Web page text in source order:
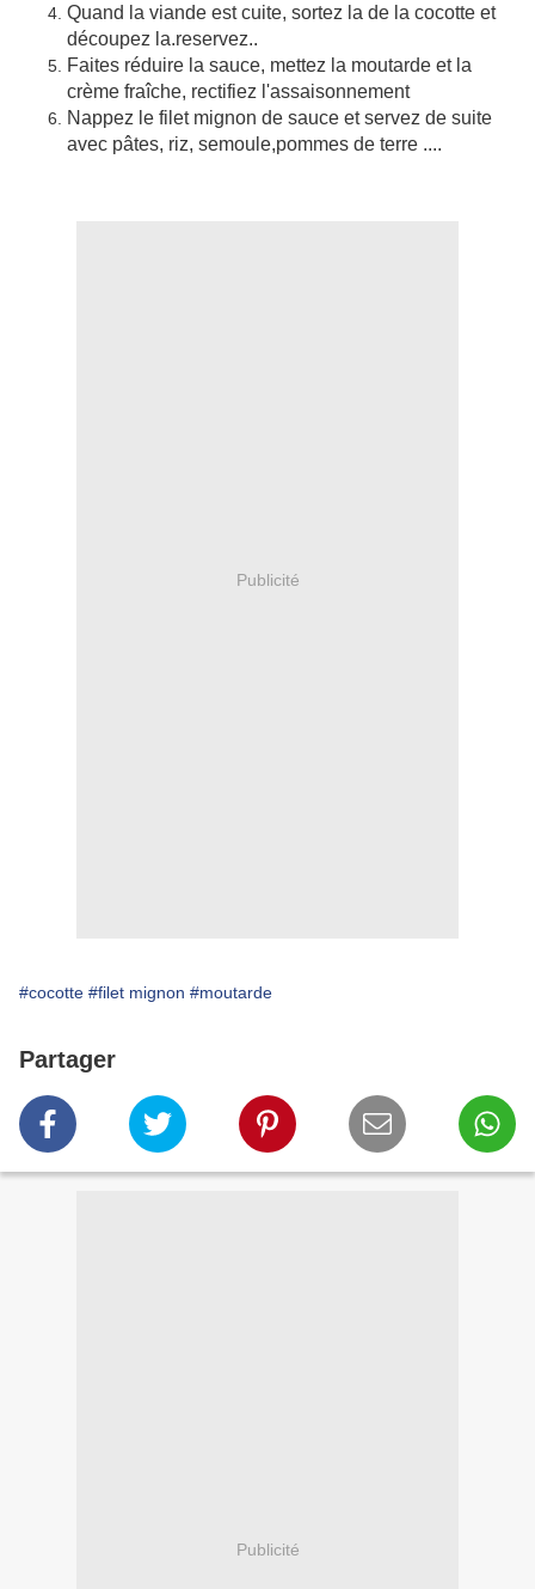
Quand la viande est cuite, sortez la de la cocotte et
découpez la.reservez..
Faites réduire la sauce, mettez la moutarde et la
crème fraîche, rectifiez l'assaisonnement
Nappez le filet mignon de sauce et servez de suite
avec pâtes, riz, semoule,pommes de terre ....
Publicité
#cocotte #filet mignon #moutarde
Partager
Publicité